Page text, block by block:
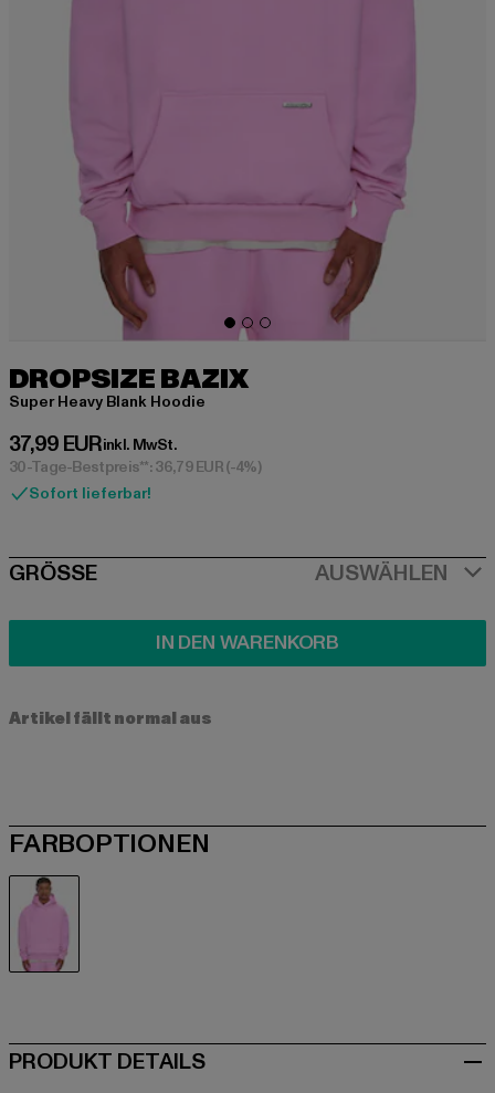
DROPSIZE BAZIX
Super Heavy Blank Hoodie
37,99 EUR
Derzeitiger Preis: 37,99 EUR
inkl. MwSt.
30-Tage-Bestpreis**: 36,79 EUR(-4%)
Sofort lieferbar!
SIZE
GRÖSSE AUSWÄHLEN
IN DEN WARENKORB
Artikel fällt normal aus
FARBOPTIONEN
PRODUKT DETAILS